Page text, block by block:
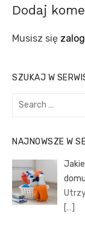
Dodaj
Musisz się
SZUKAJ W
Search
NAJNOWSZE W
[…]